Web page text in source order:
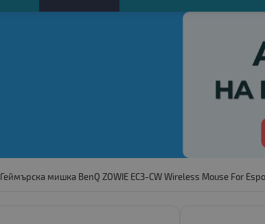
Геймърска мишка BenQ ZOWIE EC3-CW Wireless Mouse For